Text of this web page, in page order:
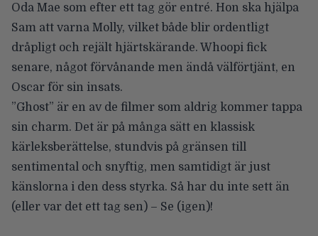
Oda Mae som efter ett tag gör entré. Hon ska hjälpa
Sam att varna Molly, vilket både blir ordentligt
dråpligt och rejält hjärtskärande. Whoopi fick
senare, något förvånande men ändå välförtjänt, en
Oscar för sin insats.
”Ghost” är en av de filmer som aldrig kommer tappa
sin charm. Det är på många sätt en klassisk
kärleksberättelse, stundvis på gränsen till
sentimental och snyftig, men samtidigt är just
känslorna i den dess styrka. Så har du inte sett än
(eller var det ett tag sen) – Se (igen)!